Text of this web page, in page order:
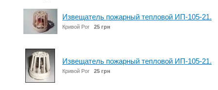
Извещатель пожарный тепловой ИП-105-21.
Кривой Рог 25 грн
Извещатель пожарный тепловой ИП-105-21.
Кривой Рог 25 грн